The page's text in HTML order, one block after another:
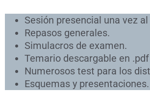
Sesión presencial una vez
Repasos generales.
Simulacros de examen.
Temario descargable en .pdf
Numerosos test para los
Esquemas y presentaciones.